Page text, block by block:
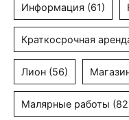
Информация (61)
Краткосрочная
Лион (56)
Малярные работы